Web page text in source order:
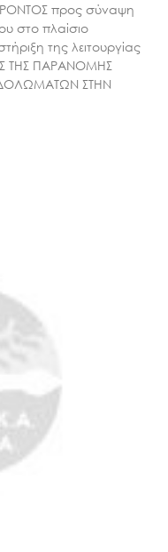
προς σύναψη
στο πλαίσιο
της λειτουργίας
ΤΗΣ ΠΑΡΑΝΟΜΗΣ
ΣΤΗΝ